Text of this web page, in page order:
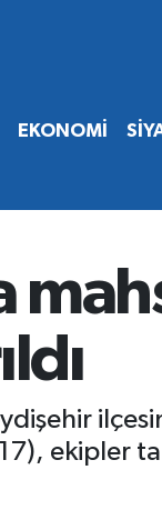
EKONOMİ
ekipler